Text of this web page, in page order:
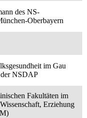
des NS-
Oberbayern
im Gau
NSDAP
Fakultäten im
Erziehung